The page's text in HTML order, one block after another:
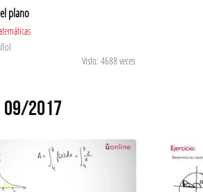
plano
Visto: 4688 veces
09/2017